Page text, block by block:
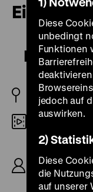
Ein Lord
Ein Lord
DDR 1967
R: Günter
Domröse,
Wünscher,
Diese
unbedingt
Funktionen
jedoch auf
auswirken.
2)
Diese
die
auf unserer